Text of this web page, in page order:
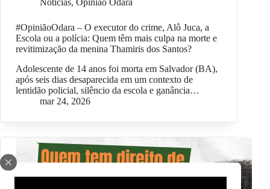
Notícias, Opinião Odara
#OpiniãoOdara – O executor do crime, Alô Juca, a
Escola ou a polícia: Quem têm mais culpa na morte e
revitimização da menina Thamiris dos Santos?
Adolescente de 14 anos foi morta em Salvador (BA),
após seis dias desaparecida em um contexto de
lentidão policial, silêncio da escola e ganância…
mar 24, 2026